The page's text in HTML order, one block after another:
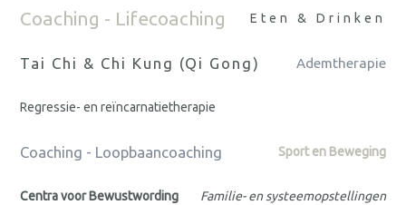
Coaching - Lifecoaching Eten & Drinken
Tai Chi & Chi Kung (Qi Gong) Ademtherapie
Regressie- en reïncarnatietherapie
Coaching - Loopbaancoaching Sport en Beweging
Centra voor Bewustwording Familie- en systeemopstellingen